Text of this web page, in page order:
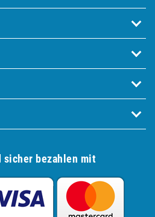
sicher bezahlen mit